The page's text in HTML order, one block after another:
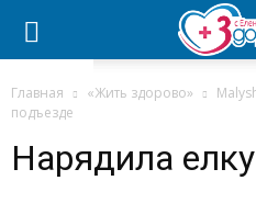
Главная «Жить здорово»
подъезде
Нарядила